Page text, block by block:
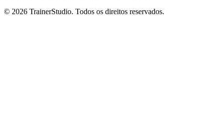
© 2026 TrainerStudio. Todos os direitos reservados.